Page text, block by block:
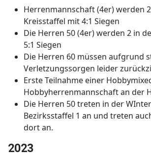
Herrenmannschaft (4er) werden
Kreisstaffel mit 4:1 Siegen
Die Herren 50 (4er) werden 2 in
5:1 Siegen
Die Herren 60 müssen aufgrund
Verletzungssorgen leider
Erste Teilnahme einer
Hobbyherrenmannschaft an der
Die Herren 50 treten in der
Bezirksstaffel 1 an und treten
dort an.
2023